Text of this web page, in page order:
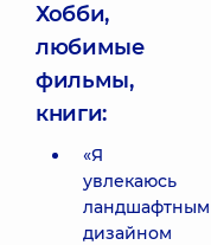
Хобби,
любимые
фильмы,
книги:
«Я
увлекаюсь
ландшафтным
дизайном